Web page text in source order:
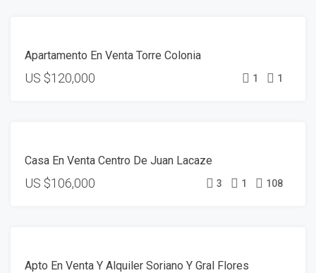
Apartamento En Venta Torre Colonia
US $120,000 1 1
Casa En Venta Centro De Juan Lacaze
US $106,000 3 1 108
ALQUILADO
Apto En Venta Y Alquiler Soriano Y Gral Flores